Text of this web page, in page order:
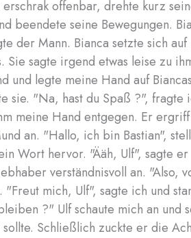
offenbar, drehte kurz
beendete seine Bewegungen.
der Mann. Bianca setzte sich auf
Sie sagte irgend etwas leise zu
und legte meine Hand auf
sie. "Na, hast du Spaß ?", fragte
meine Hand entgegen. Er
an. "Hallo, ich bin Bastian",
Wort hervor. "Ääh, Ulf", sagte er
verständnisvoll an. "Also,
mich, Ulf", sagte ich und
?" Ulf schaute mich an und
Schließlich zuckte er die